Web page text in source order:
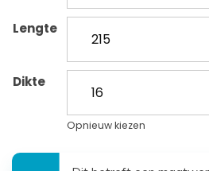
Lengte
Dikte
Opnieuw kiezen